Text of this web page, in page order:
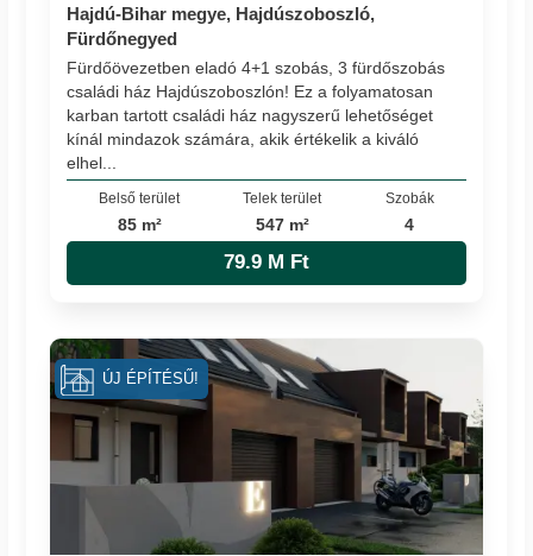
Hajdú-Bihar megye, Hajdúszoboszló,
Fürdőnegyed
Fürdőövezetben eladó 4+1 szobás, 3 fürdőszobás
családi ház Hajdúszoboszlón! Ez a folyamatosan
karban tartott családi ház nagyszerű lehetőséget
kínál mindazok számára, akik értékelik a kiváló
elhel...
Belső terület
85 m²
Telek terület
547 m²
Szobák
4
79.9 M Ft
ÚJ ÉPÍTÉSŰ!